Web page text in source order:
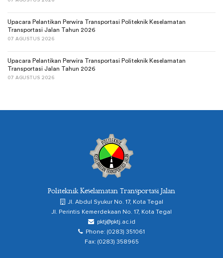
Upacara Pelantikan Perwira Transportasi Politeknik Keselamatan
Transportasi Jalan Tahun 2026
07 AGUSTUS 2026
Upacara Pelantikan Perwira Transportasi Politeknik Keselamatan
Transportasi Jalan Tahun 2026
07 AGUSTUS 2026
Politeknik Keselamatan Transportasi Jalan
Jl. Abdul Syukur No. 17, Kota Tegal
Jl. Perintis Kemerdekaan No. 17, Kota Tegal
pktj@pktj.ac.id
Phone: (0283) 351061
Fax: (0283) 358965